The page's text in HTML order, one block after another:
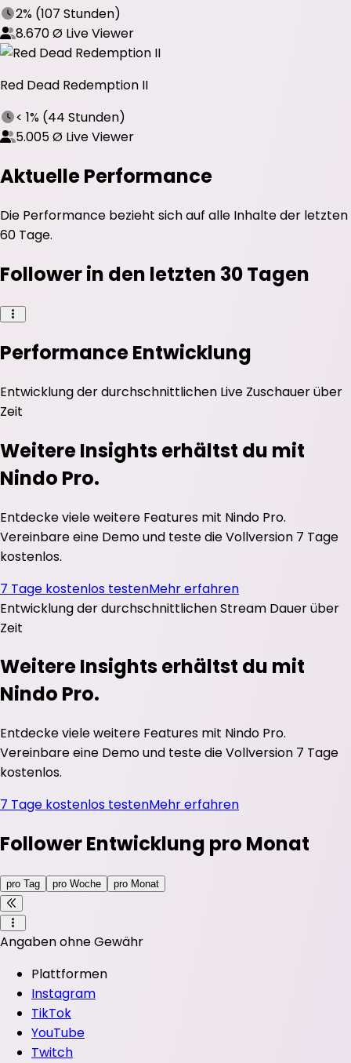
2% (107 Stunden)
8.670Ø Live Viewer
Red Dead Redemption II
< 1% (44 Stunden)
5.005Ø Live Viewer
Aktuelle Performance
Die Performance bezieht sich auf alle Inhalte der letzten
60 Tage.
Follower in den letzten 30 Tagen
Performance Entwicklung
Entwicklung der durchschnittlichen Live Zuschauerüber
Zeit
Weitere Insights erhältst du mit
Nindo Pro.
Entdecke viele weitere Features mit Nindo Pro.
Vereinbare eine Demo und teste die Vollversion 7 Tage
kostenlos.
7 Tage kostenlos testenMehr erfahren
Entwicklung der durchschnittlichenStream Dauerüber
Zeit
Weitere Insights erhältst du mit
Nindo Pro.
Entdecke viele weitere Features mit Nindo Pro.
Vereinbare eine Demo und teste die Vollversion 7 Tage
kostenlos.
7 Tage kostenlos testenMehr erfahren
Follower Entwicklung pro Monat
pro Tag pro Woche pro Monat
Angaben ohne Gewähr
Plattformen
Instagram
TikTok
YouTube
Twitch